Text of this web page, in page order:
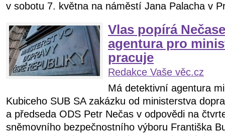
v sobotu 7. května na náměstí Jana Palacha v
Vlas popírá
agentura pro
pracuje
Redakce Vaše věc.cz
Má detektivní agentura
Kubiceho SUB SA zakázku od ministerstva
a předseda ODS Petr Nečas v odpovědi na
sněmovního bezpečnostního výboru Františka